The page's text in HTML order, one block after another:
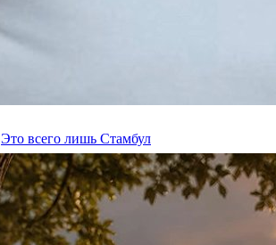
Это всего лишь Стамбул